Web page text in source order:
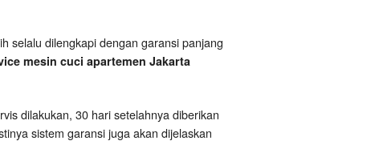
selalu dilengkapi dengan garansi panjang
mesin cuci apartemen Jakarta
dilakukan, 30 hari setelahnya diberikan
sistem garansi juga akan dijelaskan